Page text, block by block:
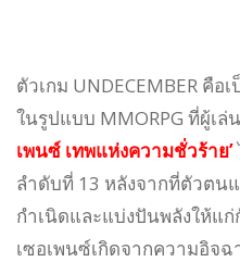
ตัวเกม UNDECEMBER คื
ในรูปแบบ MMORPG ที่ผู้เ
เพนซ์ เทพแห่งความชั่วร้าย’
ลำดับที่ 13 หลังจากที่ตัวตน
กำเนิดและแบ่งปันพลังให้แ
เซอเพนซ์เกิดจากความอิจ